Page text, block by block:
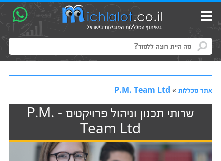
אתר מכללות»
P.M. Team Ltd
שרותי תכנון וניהול פרויקטים - P.M.
Team Ltd